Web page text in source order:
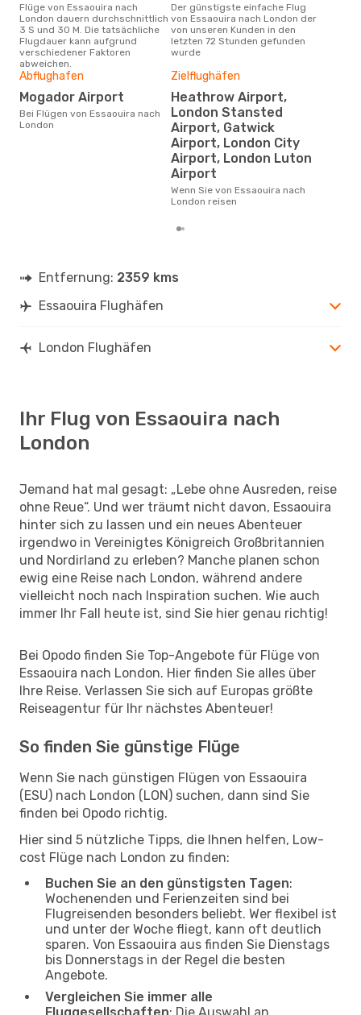
Flüge von Essaouira nach
London dauern durchschnittlich
3 S und 30 M. Die tatsächliche
Flugdauer kann aufgrund
verschiedener Faktoren
abweichen.
Der günstigste einfache Flug
von Essaouira nach London der
von unseren Kunden in den
letzten 72 Stunden gefunden
wurde
Abflughafen
Mogador Airport
Bei Flügen von Essaouira nach
London
Zielflughäfen
Heathrow Airport,
London Stansted
Airport, Gatwick
Airport, London City
Airport, London Luton
Airport
Wenn Sie von Essaouira nach
London reisen
Entfernung: 2359 kms
Essaouira Flughäfen
London Flughäfen
Ihr Flug von Essaouira nach
London
Jemand hat mal gesagt: „Lebe ohne Ausreden, reise
ohne Reue“. Und wer träumt nicht davon, Essaouira
hinter sich zu lassen und ein neues Abenteuer
irgendwo in Vereinigtes Königreich Großbritannien
und Nordirland zu erleben? Manche planen schon
ewig eine Reise nach London, während andere
vielleicht noch nach Inspiration suchen. Wie auch
immer Ihr Fall heute ist, sind Sie hier genau richtig!
Bei Opodo finden Sie Top-Angebote für Flüge von
Essaouira nach London. Hier finden Sie alles über
Ihre Reise. Verlassen Sie sich auf Europas größte
Reiseagentur für Ihr nächstes Abenteuer!
So finden Sie günstige Flüge
Wenn Sie nach günstigen Flügen von Essaouira
(ESU) nach London (LON) suchen, dann sind Sie
finden bei Opodo richtig.
Hier sind 5 nützliche Tipps, die Ihnen helfen, Low-
cost Flüge nach London zu finden:
Buchen Sie an den günstigsten Tagen:
Wochenenden und Ferienzeiten sind bei
Flugreisenden besonders beliebt. Wer flexibel ist
und unter der Woche fliegt, kann oft deutlich
sparen. Von Essaouira aus finden Sie Dienstags
bis Donnerstags in der Regel die besten
Angebote.
Vergleichen Sie immer alle